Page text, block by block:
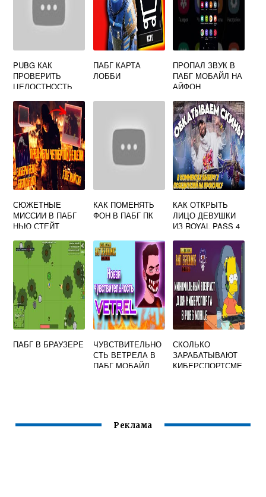
PUBG КАК
ПРОВЕРИТЬ
ЦЕЛОСТНОСТЬ
ПАБГ КАРТА
ЛОББИ
ПРОПАЛ ЗВУК В
ПАБГ МОБАЙЛ НА
АЙФОН
СЮЖЕТНЫЕ
МИССИИ В ПАБГ
НЬЮ СТЕЙТ
КАК ПОМЕНЯТЬ
ФОН В ПАБГ ПК
КАК ОТКРЫТЬ
ЛИЦО ДЕВУШКИ
ИЗ ROYAL PASS 4
ПАБГ В БРАУЗЕРЕ
ЧУВСТВИТЕЛЬНО
СТЬ ВЕТРЕЛА В
ПАБГ МОБАЙЛ
СКОЛЬКО
ЗАРАБАТЫВАЮТ
КИБЕРСПОРТСМЕ
Реклама